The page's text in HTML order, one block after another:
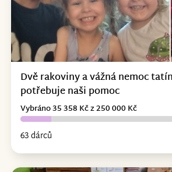
Dvě rakoviny a vážná nemoc
potřebuje naši pomoc
63 dárců
Vybráno 35 358 Kč z 250 000 Kč